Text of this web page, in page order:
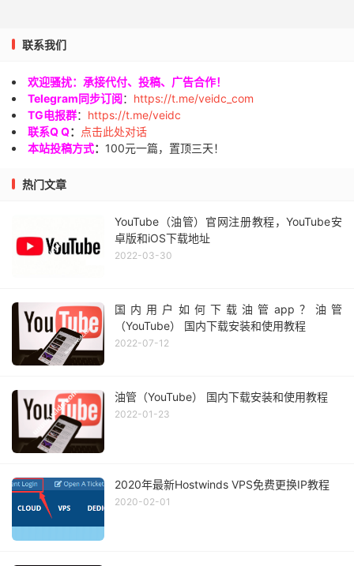
联系我们
欢迎骚扰：承接代付、投稿、广告合作！
Telegram同步订阅： https://t.me/veidc_com
TG电报群： https://t.me/veidc
联系Q Q：
点击此处对话
本站投稿方式： 100元一篇，置顶三天！
热门文章
YouTube（油管）官网注册教程，YouTube安
卓版和iOS下载地址
2022-03-30
国内用户如何下载油管app？油管
（YouTube） 国内下载安装和使用教程
2022-07-12
油管（YouTube） 国内下载安装和使用教程
2022-01-23
2020年最新Hostwinds VPS免费更换IP教程
2020-02-01